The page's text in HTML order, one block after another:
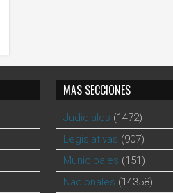
MAS SECCIONES
Judiciales (1472)
Legislativas (907)
Municipales (151)
Nacionales (14358)